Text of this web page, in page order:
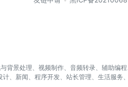
背景处理、视频制作、音频转录、辅助编
、新闻、程序开发、站长管理、生活服